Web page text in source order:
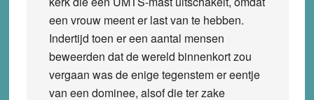
een vrouw meent er last van te hebben.
Indertijd toen er een aantal mensen
beweerden dat de wereld binnenkort zou
vergaan was de enige tegenstem er eentje
van een dominee, alsof die ter zake